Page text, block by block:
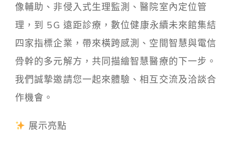
像輔助、非侵入式生理監測、醫院室內定位管
理，到 5G 遠距診療，數位健康永續未來館集結
四家指標企業，帶來橫跨感測、空間智慧與電信
骨幹的多元解方，共同描繪智慧醫療的下一步。
我們誠摯邀請您一起來體驗、相互交流及洽談合
作機會。
展示亮點